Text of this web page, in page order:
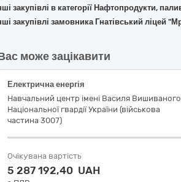
закупівлі в категорії Нафтопродукти,
закупівлі замовника Гнатівський ліцей
може зацікавити
Електрична енергія
Навчальний центр імені Василя Вишиваного
Національної гвардії України (військова
частина 3007)
Очікувана вартість
5 287 192,40 UAH